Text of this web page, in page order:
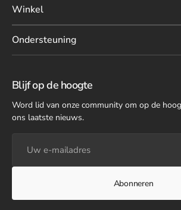
Winkel
Ondersteuning
Blijf op de hoogte
Word lid van onze community om op de
ons laatste nieuws.
mailadres
Abonneren